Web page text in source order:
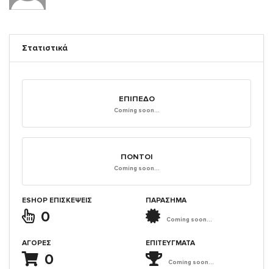
Στατιστικά
ΕΠΊΠΕΔΟ
Coming soon...
ΠΌΝΤΟΙ
Coming soon...
ESHOP ΕΠΙΣΚΈΨΕΙΣ
0
ΑΓΟΡΈΣ
0
ΠΑΡΑΣΗΜΑ
Coming soon...
ΕΠΙΤΕΎΓΜΑΤΑ
Coming soon...